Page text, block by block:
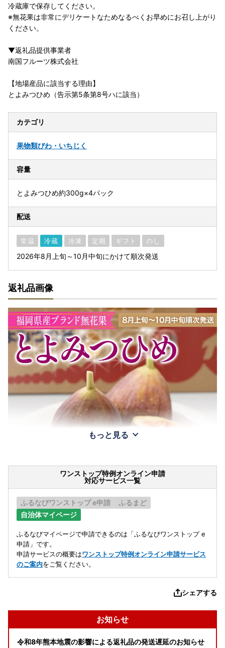
冷蔵庫で保存してください。
※無花果は非常にデリケートなためなるべくお早めにお召し上がり
ください。
▼返礼品提供事業者
南国フルーツ株式会社
【地場産品に該当する理由】
とよみつひめ（告示第5条第8号ハに該当）
カテゴリ
果物類びわ・いちじく
容量
とよみつひめ約300g×4パック
配送
常温 冷蔵 冷凍 定期 ギフト のし
2026年8月上旬～10月中旬にかけて順次発送
返礼品画像
もっと見る
ワンストップ特例オンライン申請
対応サービス一覧
ふるなびワンストップ e申請
ふるまど
自治体マイページ
ふるなびマイページで申請できるのは「ふるなびワンストップ e
申請」です。
申請サービスの概要はワンストップ特例オンライン申請サービス
のご案内をご覧ください。
シェアする
お知らせ
令和8年熊本地震の影響による返礼品の発送遅延のお知らせ